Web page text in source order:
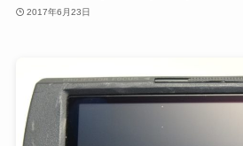
2017年6月23日